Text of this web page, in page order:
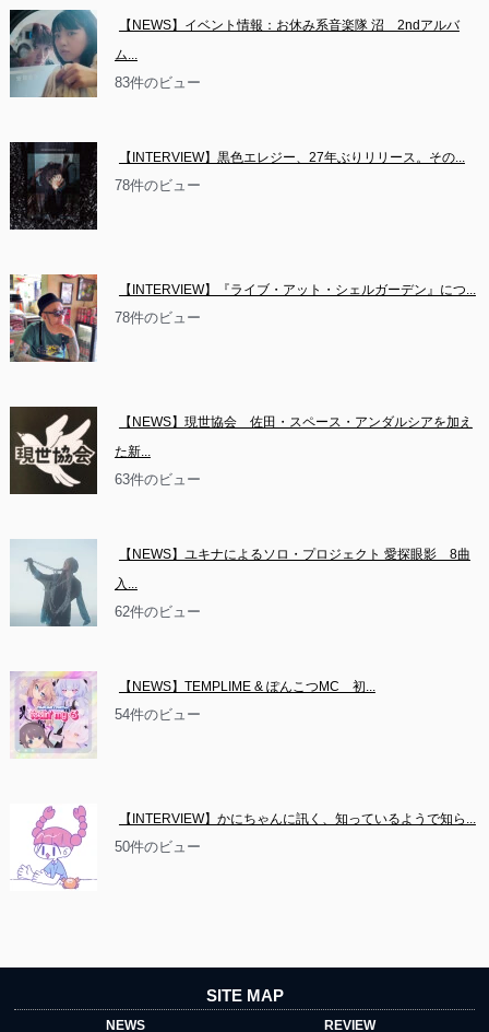
【NEWS】イベント情報：お休み系音楽隊 沼　2ndアルバ
ム...
83件のビュー
【INTERVIEW】黒色エレジー、27年ぶりリリース。その...
78件のビュー
【INTERVIEW】『ライブ・アット・シェルガーデン』につ...
78件のビュー
【NEWS】現世協会　佐田・スペース・アンダルシアを加え
た新...
63件のビュー
【NEWS】ユキナによるソロ・プロジェクト 愛探眼影　8曲
入...
62件のビュー
【NEWS】TEMPLIME & ぽんこつMC　初...
54件のビュー
【INTERVIEW】かにちゃんに訊く、知っているようで知ら...
50件のビュー
SITE MAP
NEWS REVIEW